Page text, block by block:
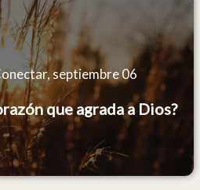
septiembre 06
que agrada a Dios?